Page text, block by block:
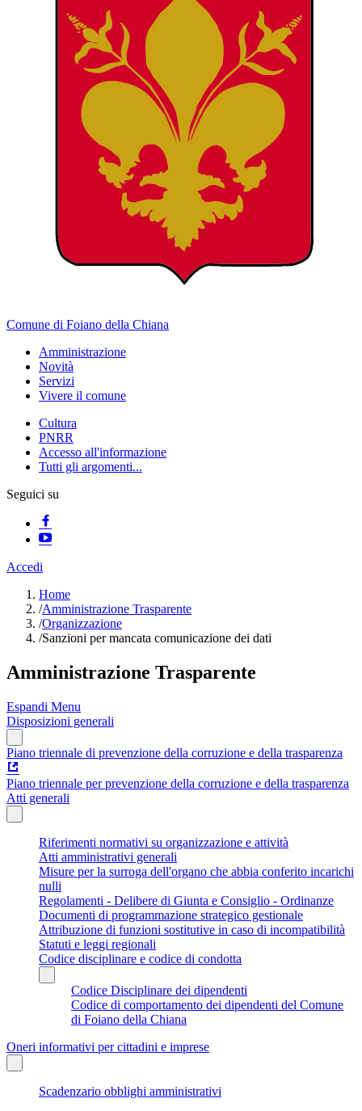
Comune di Foiano della Chiana
Amministrazione
Novità
Servizi
Vivere il comune
Cultura
PNRR
Accesso all'informazione
Tutti gli argomenti...
Seguici su
Accedi
Home
/Amministrazione Trasparente
/Organizzazione
/Sanzioni per mancata comunicazione dei dati
Amministrazione Trasparente
Espandi Menu
Disposizioni generali
Piano triennale di prevenzione della corruzione e della trasparenza
Piano triennale per prevenzione della corruzione e della trasparenza
Atti generali
Riferimenti normativi su organizzazione e attività
Atti amministrativi generali
Misure per la surroga dell'organo che abbia conferito incarichi
nulli
Regolamenti - Delibere di Giunta e Consiglio - Ordinanze
Documenti di programmazione strategico gestionale
Attribuzione di funzioni sostitutive in caso di incompatibilità
Statuti e leggi regionali
Codice disciplinare e codice di condotta
Codice Disciplinare dei dipendenti
Codice di comportamento dei dipendenti del Comune
di Foiano della Chiana
Oneri informativi per cittadini e imprese
Scadenzario obblighi amministrativi